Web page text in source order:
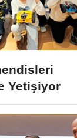
Yetişiyor